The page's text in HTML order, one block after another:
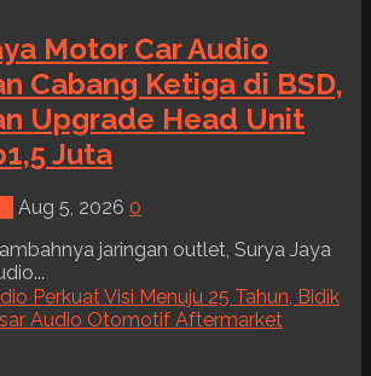
Motor Car Audio
Cabang Ketiga di BSD,
Upgrade Head Unit
Juta
Aug 5, 2026 0
jaringan outlet, Surya Jaya